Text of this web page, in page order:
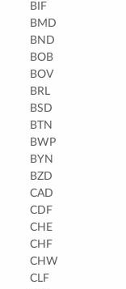
BIF
BMD
BND
BOB
BOV
BRL
BSD
BTN
BWP
BYN
BZD
CAD
CDF
CHE
CHF
CHW
CLF